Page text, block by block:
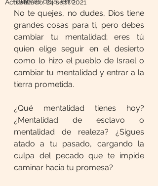
Actualizado:24 sept 2021
No te quejes, no dudes, Dios tiene
grandes cosas para ti, pero debes
cambiar tu mentalidad; eres tú
quien elige seguir en el desierto
como lo hizo el pueblo de Israel o
cambiar tu mentalidad y entrar a la
tierra prometida.
¿Qué mentalidad tienes hoy?
¿Mentalidad de esclavo o
mentalidad de realeza? ¿Sigues
atado a tu pasado, cargando la
culpa del pecado que te impide
caminar hacia tu promesa?